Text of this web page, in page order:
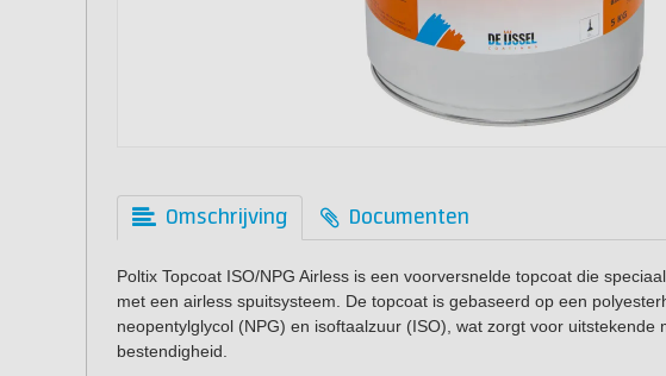
Omschrijving Documenten
Poltix Topcoat ISO/NPG Airless is een voorversnelde topcoat die
met een airless spuitsysteem. De topcoat is gebaseerd op een
neopentylglycol (NPG) en isoftaalzuur (ISO), wat zorgt voor uitstekende
bestendigheid.